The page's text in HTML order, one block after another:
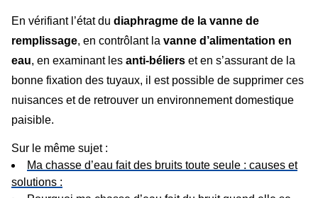
En vérifiant l’état du diaphragme de la vanne de
remplissage, en contrôlant la vanne d’alimentation en
eau, en examinant les anti-béliers et en s’assurant de la
bonne fixation des tuyaux, il est possible de supprimer ces
nuisances et de retrouver un environnement domestique
paisible.
Sur le même sujet :
Ma chasse d’eau fait des bruits toute seule : causes et
solutions :